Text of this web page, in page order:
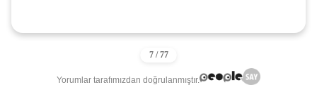
Yorumlar tarafımızdan doğrulanmıştır.